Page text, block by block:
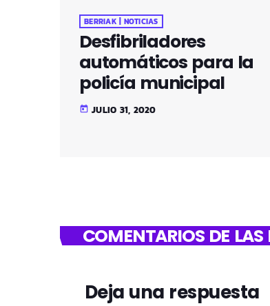
BERRIAK | NOTICIAS
Desfibriladores
automáticos para la
policía municipal
today JULIO 31, 2020
COMENTARIOS DE
Deja una respuesta